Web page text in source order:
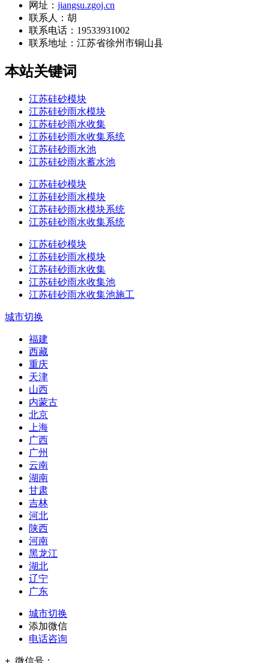
网址： jiangsu.zgoj.cn
联系人：胡
联系电话：19533931002
联系地址： 江苏省徐州市铜山县
本站关键词
江苏硅砂模块
江苏硅砂雨水模块
江苏硅砂雨水收集
江苏硅砂雨水收集系统
江苏硅砂雨水池
江苏硅砂雨水蓄水池
江苏硅砂模块
江苏硅砂雨水模块
江苏硅砂雨水模块系统
江苏硅砂雨水收集系统
江苏硅砂模块
江苏硅砂雨水模块
江苏硅砂雨水收集
江苏硅砂雨水收集池
江苏硅砂雨水收集池施工
城市切换
福建
西藏
重庆
天津
山西
内蒙古
北京
上海
广西
广州
云南
湖南
甘肃
吉林
河北
陕西
河南
黑龙江
湖北
辽宁
广东
城市切换
添加微信
电话咨询